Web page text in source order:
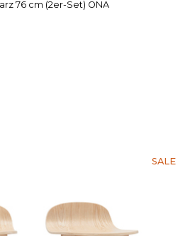
76 cm (2er-Set) ONA
SALE